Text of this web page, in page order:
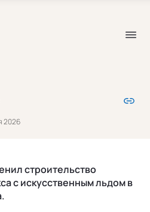
2026
строительство
с искусственным льдом в